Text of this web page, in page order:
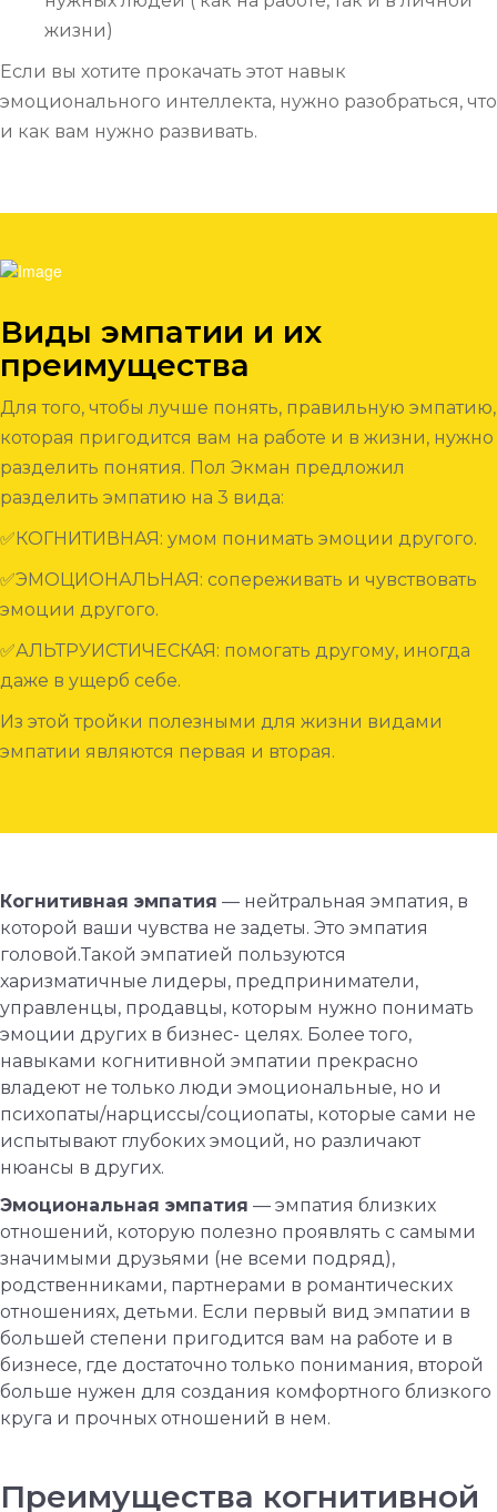
жизни)
Если вы хотите прокачать этот навык
эмоционального интеллекта, нужно разобраться, что
и как вам нужно развивать.
Виды эмпатии и их
преимущества
Для того, чтобы лучше понять, правильную эмпатию,
которая пригодится вам на работе и в жизни, нужно
разделить понятия. Пол Экман предложил
разделить эмпатию на 3 вида:
✅КОГНИТИВНАЯ: умом понимать эмоции другого.
✅ЭМОЦИОНАЛЬНАЯ: сопереживать и чувствовать
эмоции другого.
✅АЛЬТРУИСТИЧЕСКАЯ: помогать другому, иногда
даже в ущерб себе.
Из этой тройки полезными для жизни видами
эмпатии являются первая и вторая.
Когнитивная эмпатия — нейтральная эмпатия, в
которой ваши чувства не задеты. Это эмпатия
головой.Такой эмпатией пользуются
харизматичные лидеры, предприниматели,
управленцы, продавцы, которым нужно понимать
эмоции других в бизнес- целях. Более того,
навыками когнитивной эмпатии прекрасно
владеют не только люди эмоциональные, но и
психопаты/нарциссы/социопаты, которые сами не
испытывают глубоких эмоций, но различают
нюансы в других.
Эмоциональная эмпатия — эмпатия близких
отношений, которую полезно проявлять с самыми
значимыми друзьями (не всеми подряд),
родственниками, партнерами в романтических
отношениях, детьми. Если первый вид эмпатии в
большей степени пригодится вам на работе и в
бизнесе, где достаточно только понимания, второй
больше нужен для создания комфортного близкого
круга и прочных отношений в нем.
Преимущества когнитивной